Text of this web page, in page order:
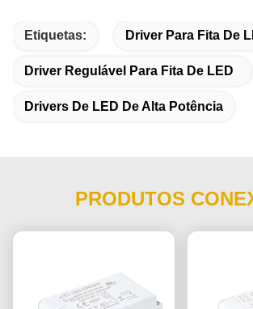
Etiquetas: Driver Para Fita De
Driver Regulável Para Fita De LED
Drivers De LED De Alta Potência
PRODUTOS